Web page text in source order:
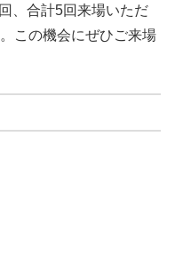
、合計5回来場いただ
この機会にぜひご来場